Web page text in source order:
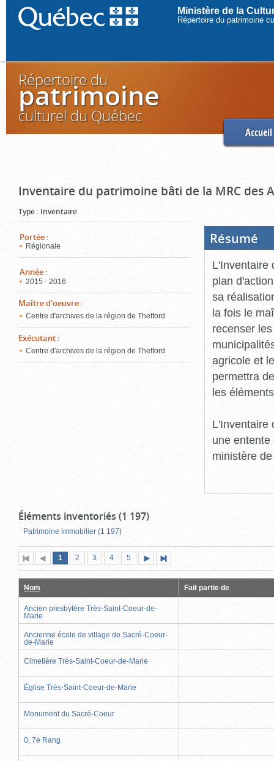
Ministère de la
Répertoire du patrimoine
Répertoire du
patrimoine
culturel du Québec
Accueil
Inventaire du patrimoine bâti de la MRC des
Type : Inventaire
Portée :
Régionale
Année :
2015 - 2016
Maître d'oeuvre :
Centre d'archives de la région de Thetford
Exécutant :
Centre d'archives de la région de Thetford
Résumé
L'Inventaire
plan
sa
la fois le
recenser
agricole et
permettra
les
L'Inventaire
une
ministère
Éléments inventoriés (1 197)
Patrimoine immobilier (1 197)
Première
page
Page
précédente
Page
1 (page
actuelle)
Page
2 Page
3 Page
4 Page
5
suivante
page
Nom Fait partie de
Ancien presbytère Très-Saint-Coeur-de-
Marie
Ancienne école de village de Sacré-Coeur-
de-Marie
Cimetière Très-Saint-Coeur-de-Marie
Église Très-Saint-Coeur-de-Marie
Monument du Sacré-Coeur
0, 7e Rang